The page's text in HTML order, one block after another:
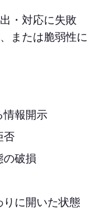
・対応に失敗
または脆弱性に
情報開示
否
の破損
りに開いた状態